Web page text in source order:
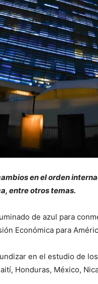
en el orden
entre otros temas.
de azul para
Económica para
en el estudio de
Honduras, México,